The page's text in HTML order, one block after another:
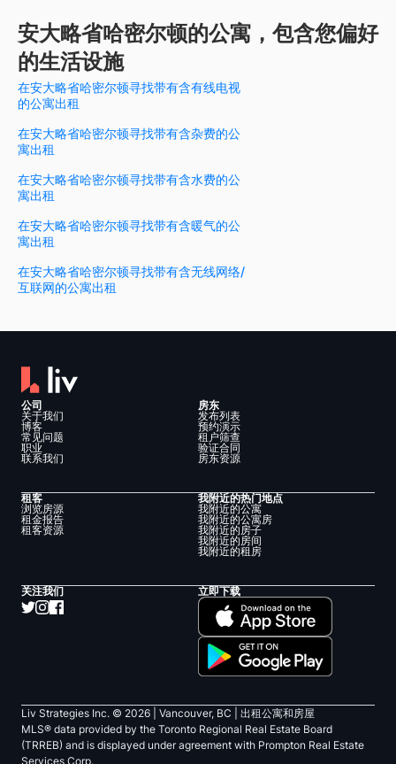
安大略省哈密尔顿的公寓，包含您偏好
的生活设施
在安大略省哈密尔顿寻找带有含有线电视
的公寓出租
在安大略省哈密尔顿寻找带有含杂费的公
寓出租
在安大略省哈密尔顿寻找带有含水费的公
寓出租
在安大略省哈密尔顿寻找带有含暖气的公
寓出租
在安大略省哈密尔顿寻找带有含无线网络/
互联网的公寓出租
公司
关于我们
博客
常见问题
职业
联系我们
房东
发布列表
预约演示
租户筛查
验证合同
房东资源
租客
浏览房源
租金报告
租客资源
我附近的热门地点
我附近的公寓
我附近的公寓房
我附近的房子
我附近的房间
我附近的租房
关注我们 立即下载
Liv Strategies Inc. © 2026 | Vancouver, BC |
出租公寓和房屋
MLS® data provided by the Toronto Regional Real Estate Board
(TRREB) and is displayed under agreement with Prompton Real Estate
Services Corp.